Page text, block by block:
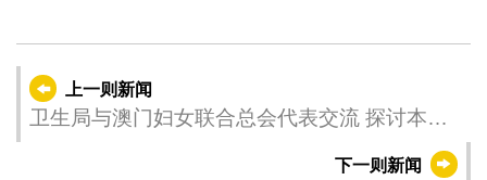
上一则新闻
卫生局与澳门妇女联合总会代表交流 探讨本澳
下一则新闻